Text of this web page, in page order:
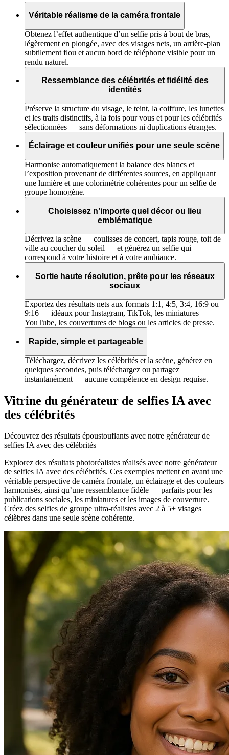
Véritable réalisme de la caméra frontale
Obtenez l’effet authentique d’un selfie pris à bout de bras,
légèrement en plongée, avec des visages nets, un arrière-plan
subtilement flou et aucun bord de téléphone visible pour un
rendu naturel.
Ressemblance des célébrités et fidélité des
identités
Préserve la structure du visage, le teint, la coiffure, les lunettes
et les traits distinctifs, à la fois pour vous et pour les célébrités
sélectionnées — sans déformations ni duplications étranges.
Éclairage et couleur unifiés pour une seule scène
Harmonise automatiquement la balance des blancs et
l’exposition provenant de différentes sources, en appliquant
une lumière et une colorimétrie cohérentes pour un selfie de
groupe homogène.
Choisissez n’importe quel décor ou lieu
emblématique
Décrivez la scène — coulisses de concert, tapis rouge, toit de
ville au coucher du soleil — et générez un selfie qui
correspond à votre histoire et à votre ambiance.
Sortie haute résolution, prête pour les réseaux
sociaux
Exportez des résultats nets aux formats 1:1, 4:5, 3:4, 16:9 ou
9:16 — idéaux pour Instagram, TikTok, les miniatures
YouTube, les couvertures de blogs ou les articles de presse.
Rapide, simple et partageable
Téléchargez, décrivez les célébrités et la scène, générez en
quelques secondes, puis téléchargez ou partagez
instantanément — aucune compétence en design requise.
Vitrine du générateur de selfies IA avec
des célébrités
Découvrez des résultats époustouflants avec notre générateur de
selfies IA avec des célébrités
Explorez des résultats photoréalistes réalisés avec notre générateur
de selfies IA avec des célébrités. Ces exemples mettent en avant une
véritable perspective de caméra frontale, un éclairage et des couleurs
harmonisés, ainsi qu’une ressemblance fidèle — parfaits pour les
publications sociales, les miniatures et les images de couverture.
Créez des selfies de groupe ultra-réalistes avec 2 à 5+ visages
célèbres dans une seule scène cohérente.